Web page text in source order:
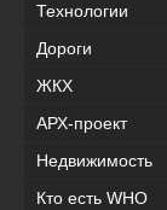
Технологии
Дороги
ЖКХ
АРХ-проект
Недвижимость
Кто есть WHO